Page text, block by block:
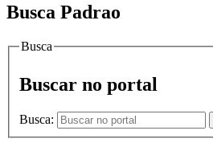
Busca Padrao
Busca
Buscar no portal
Busca: